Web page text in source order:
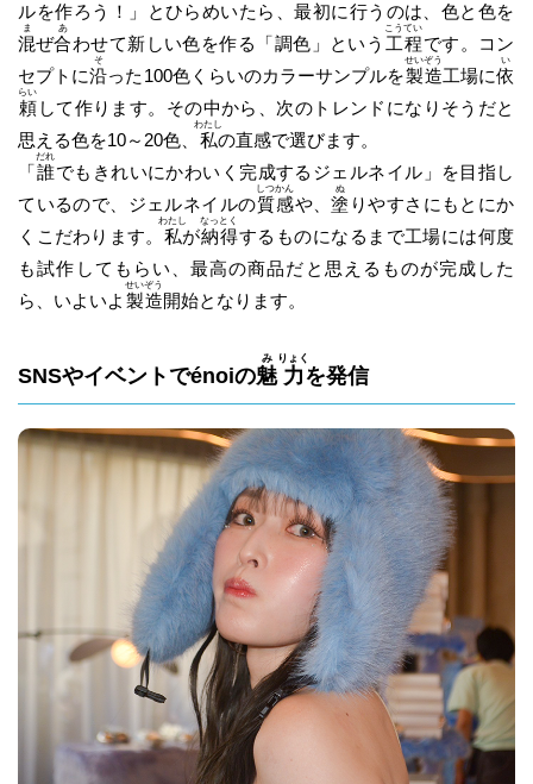
ルを作ろう！」とひらめいたら、最初に行うのは、色と色を
混
ま
ぜ合
あ
わせて新しい色を作る「調色」という 工
こう
程
てい
です。コン
セプトに沿
そ
った100色くらいのカラーサンプルを製
せい
造
ぞう
工場に依
い
頼
らい
して作ります。その中から、次のトレンドになりそうだと
思える色を10～20色、 私
わたし
の直感で選びます。
「誰
だれ
でもきれいにかわいく完成するジェルネイル」を目指し
ているので、ジェルネイルの質
しつ
感
かん
や、塗
ぬ
りやすさにもとにか
くこだわります。 私
わたし
が納
なっ
得
とく
するものになるまで工場には何度
も試作してもらい、最高の商品だと思えるものが完成した
ら、いよいよ 製
せい
造
ぞう
開始となります。
SNSやイベントでénoiの魅
み
力
りょく
を発信